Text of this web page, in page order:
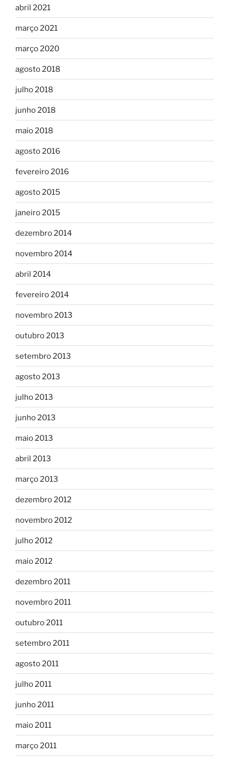
abril 2021
março 2021
março 2020
agosto 2018
julho 2018
junho 2018
maio 2018
agosto 2016
fevereiro 2016
agosto 2015
janeiro 2015
dezembro 2014
novembro 2014
abril 2014
fevereiro 2014
novembro 2013
outubro 2013
setembro 2013
agosto 2013
julho 2013
junho 2013
maio 2013
abril 2013
março 2013
dezembro 2012
novembro 2012
julho 2012
maio 2012
dezembro 2011
novembro 2011
outubro 2011
setembro 2011
agosto 2011
julho 2011
junho 2011
maio 2011
março 2011